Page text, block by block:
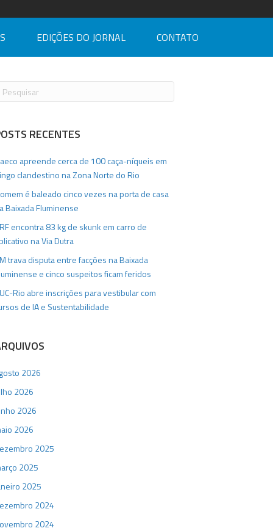
EDIÇÕES DO JORNAL CONTATO
RECENTES
apreende cerca de 100 caça-níqueis em
clandestino na Zona Norte do Rio
é baleado cinco vezes na porta de casa
Baixada Fluminense
encontra 83 kg de skunk em carro de
na Via Dutra
trava disputa entre facções na Baixada
e cinco suspeitos ficam feridos
Rio abre inscrições para vestibular com
de IA e Sustentabilidade
2026
2026
2026
2026
2025
2025
2025
2024
2024